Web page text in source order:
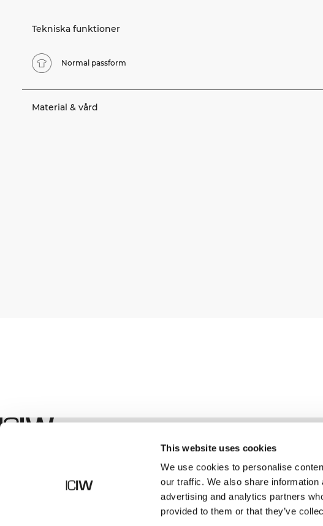
This website uses cookies
We use cookies to personalise
our traffic. We also share
advertising and analytics partners
provided to them or that they’ve
Tekniska funktioner
Normal passform
Material & vård